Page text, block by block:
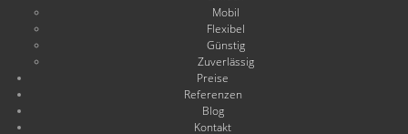
Mobil
Flexibel
Günstig
Zuverlässig
Preise
Referenzen
Blog
Kontakt